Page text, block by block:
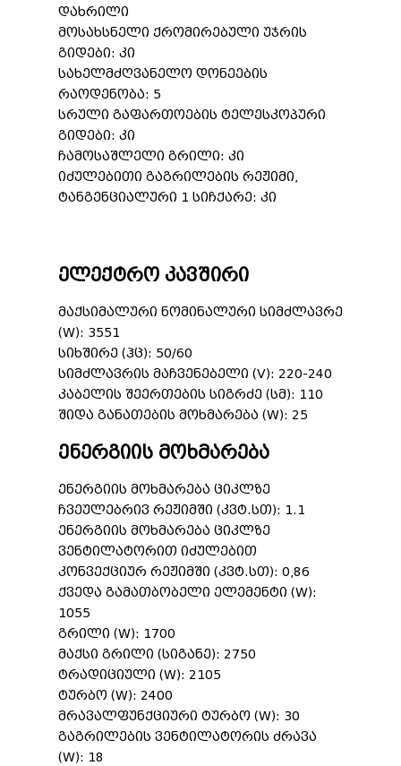
დახრილი
მოსახსნელი ქრომირებული უჯრის
გიდები: კი
სახელმძღვანელო დონეების
რაოდენობა: 5
სრული გაფართოების ტელესკოპური
გიდები: კი
ჩამოსაშლელი გრილი: კი
იძულებითი გაგრილების რეჟიმი,
ტანგენციალური 1 სიჩქარე: კი
ელექტრო კავშირი
მაქსიმალური ნომინალური სიმძლავრე
(W): 3551
სიხშირე (ჰც): 50/60
სიმძლავრის მაჩვენებელი (V): 220-240
კაბელის შეერთების სიგრძე (სმ): 110
შიდა განათების მოხმარება (W): 25
ენერგიის მოხმარება
ენერგიის მოხმარება ციკლზე
ჩვეულებრივ რეჟიმში (კვტ.სთ): 1.1
ენერგიის მოხმარება ციკლზე
ვენტილატორით იძულებით
კონვექციურ რეჟიმში (კვტ.სთ): 0,86
ქვედა გამათბობელი ელემენტი (W):
1055
გრილი (W): 1700
მაქსი გრილი (სიგანე): 2750
ტრადიციული (W): 2105
ტურბო (W): 2400
მრავალფუნქციური ტურბო (W): 30
გაგრილების ვენტილატორის ძრავა
(W): 18